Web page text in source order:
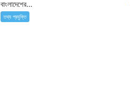
বাংলাদেশের...
তথ্য প্রযুক্তি